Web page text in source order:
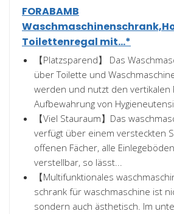
FORABAMB
Toilettenregal mit...*
【Platzsparend】 Das
über Toilette und
werden und nutzt den vertikalen
Aufbewahrung von
【Viel Stauraum】Das
verfügt über einem versteckten
offenen Fächer, alle
verstellbar, so lässt...
【Multifunktionales
schrank für waschmaschine ist
sondern auch ästhetisch. Im